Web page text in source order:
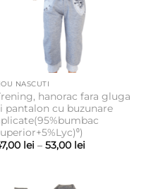
NASCUTI
hanorac fara gluga
pantalon cu buzunare
lei – 53,00 leiInterval